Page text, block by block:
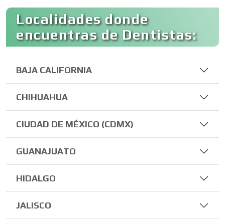
Localidades donde
encuentras de Dentistas:
BAJA CALIFORNIA
CHIHUAHUA
CIUDAD DE MÉXICO (CDMX)
GUANAJUATO
HIDALGO
JALISCO